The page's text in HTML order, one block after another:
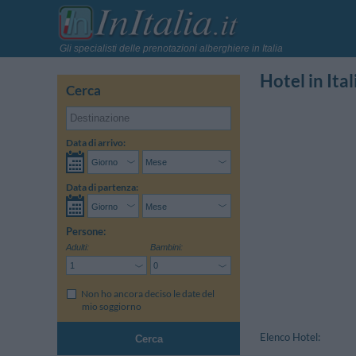
Gli specialisti delle prenotazioni alberghiere in Italia
Cerca
Data di arrivo:
Data di partenza:
Persone:
Adulti: Bambini:
Non ho ancora deciso le date del
mio soggiorno
Cerca
Hotel in
Elenco Hotel: